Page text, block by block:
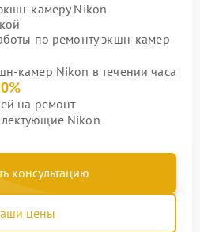
камеру Nikon
по ремонту экшн-камер
камер Nikon в течении часа
на ремонт
Nikon
консультацию
цены